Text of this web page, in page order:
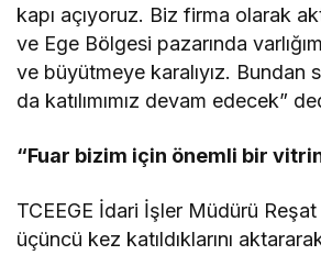
kapı açıyoruz. Biz firma olarak
ve Ege Bölgesi pazarında
ve büyütmeye karalıyız. Bundan
da katılımımız devam edecek”
“Fuar bizim için önemli bir
TCEEGE İdari İşler Müdürü
üçüncü kez katıldıklarını